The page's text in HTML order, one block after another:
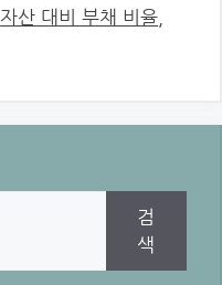
자산 대비 부채 비율
검
색